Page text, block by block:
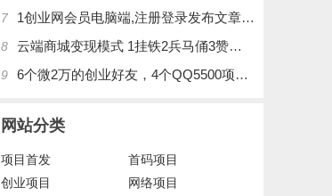
7 1创业网会员电脑端,注册登录发布文章,操作介绍
8 云端商城变现模式 1挂铁2兵马俑3赞刷4涨粉，带你玩.赚风口项日
9 6个微2万的创业好友，4个QQ5500项目好友，QQ每天在线人数2400人、承接朋友圈广告投放
网站分类
项目首发
首码项目
创业项目
网络项目